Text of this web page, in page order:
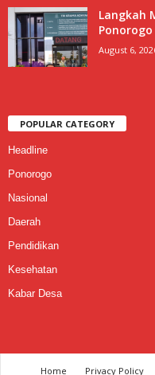
Langkah
August 6,
POPULAR CATEGORY
Headline
Ponorogo
Nasional
Daerah
Pendidikan
Kesehatan
Kabar Desa
Home Privacy Policy